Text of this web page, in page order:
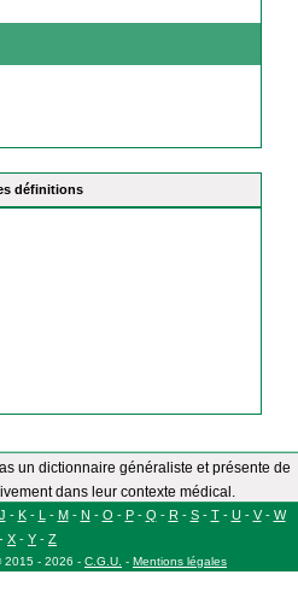
définitions
un dictionnaire généraliste et présente de
dans leur contexte médical.
J - K- L - M- N - O - P- Q - R- S- T- U- V- W
- X - Y - Z
2015 - 2026 - C.G.U. - Mentions légales